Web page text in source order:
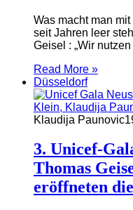
Was macht man
seit Jahren leer
Geisel : „Wir
Read More »
Düsseldorf
Klaudija Paunovic
3. Unicef-
Thomas
eröffneten